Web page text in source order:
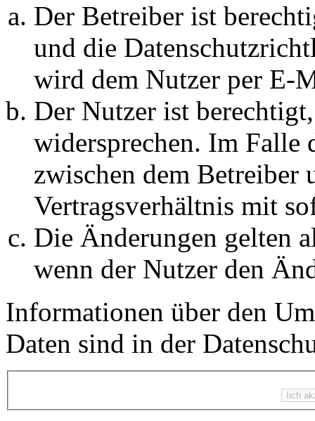
Der Betreiber ist
und die
wird dem Nutzer per E-
Der Nutzer ist
widersprechen. Im Falle
zwischen dem Betreiber
Vertragsverhältnis mit
Die Änderungen gelten
wenn der Nutzer den
Informationen über den
Daten sind in der